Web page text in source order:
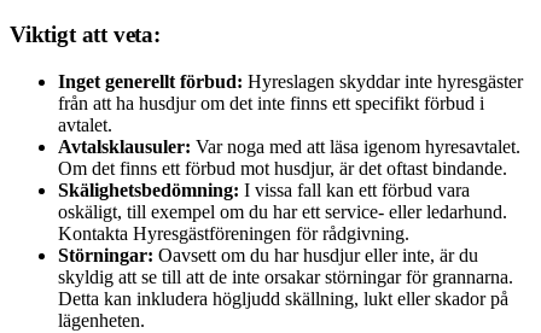
Viktigt att veta:
Inget generellt förbud: Hyreslagen skyddar inte hyresgäster
från att ha husdjur om det inte finns ett specifikt förbud i
avtalet.
Avtalsklausuler: Var noga med att läsa igenom hyresavtalet.
Om det finns ett förbud mot husdjur, är det oftast bindande.
Skälighetsbedömning: I vissa fall kan ett förbud vara
oskäligt, till exempel om du har ett service- eller ledarhund.
Kontakta Hyresgästföreningen för rådgivning.
Störningar: Oavsett om du har husdjur eller inte, är du
skyldig att se till att de inte orsakar störningar för grannarna.
Detta kan inkludera högljudd skällning, lukt eller skador på
lägenheten.